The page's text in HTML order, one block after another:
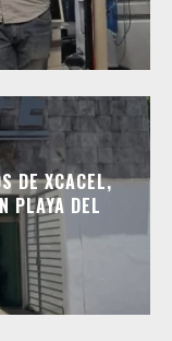
DE XCACEL,
PLAYA DEL